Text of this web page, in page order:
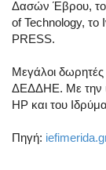
Δασών Έβρου, το
of Technology, το
PRESS.
Μεγάλοι δωρητές
ΔΕΔΔΗΕ. Με την
HP και του
Πηγή: